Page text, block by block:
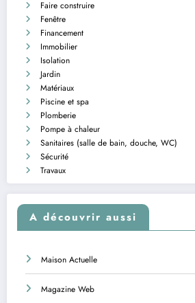
Faire construire
Fenêtre
Financement
Immobilier
Isolation
Jardin
Matériaux
Piscine et spa
Plomberie
Pompe à chaleur
Sanitaires (salle de bain, douche, WC)
Sécurité
Travaux
A découvrir aussi
Maison Actuelle
Magazine Web